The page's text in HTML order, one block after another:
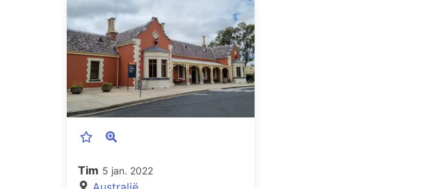
Tim 5 jan. 2022